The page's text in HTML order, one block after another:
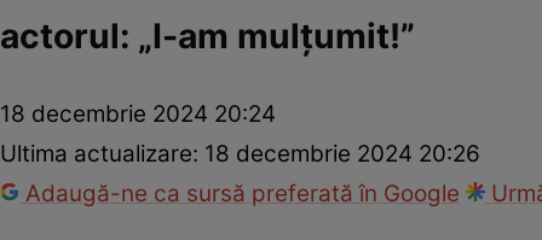
actorul: „I-am mulțumit!”
18 decembrie 2024 20:24
Ultima actualizare: 18 decembrie 2024 20:26
Adaugă-ne ca sursă preferată în Google